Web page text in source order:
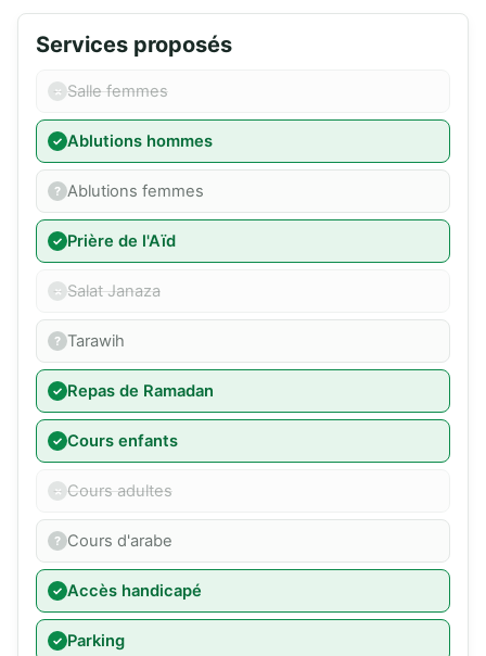
Services proposés
Salle femmes
Ablutions hommes
Ablutions femmes
Prière de l'Aïd
Salat Janaza
Tarawih
Repas de Ramadan
Cours enfants
Cours adultes
Cours d'arabe
Accès handicapé
Parking